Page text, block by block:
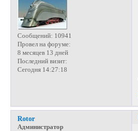
Сообщений: 10941
Провел на форуме:
8 месяцев 13 дней
Последний визит:
Сегодня 14:27:18
Rotor
Администратор